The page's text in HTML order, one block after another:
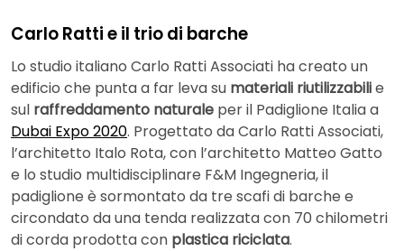
Carlo Ratti e il trio di barche
Lo studio italiano Carlo Ratti Associati ha creato un
edificio che punta a far leva su materiali riutilizzabilie
sul raffreddamento naturale per il Padiglione Italia a
Dubai Expo 2020. Progettato da Carlo Ratti Associati,
l’architetto Italo Rota, con l’architetto Matteo Gatto
e lo studio multidisciplinare F&M Ingegneria, il
padiglione è sormontato da tre scafi di barche e
circondato da una tenda realizzata con 70 chilometri
di corda prodotta con plastica riciclata.